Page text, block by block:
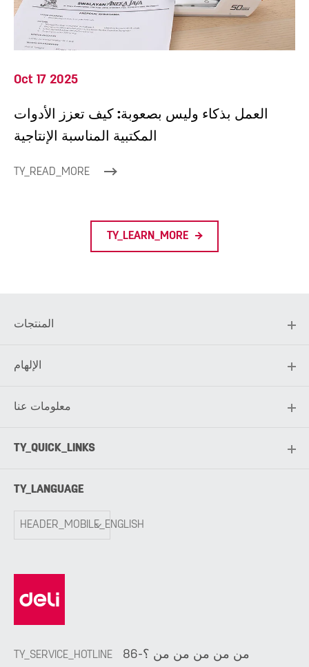
Oct 17 2025
العمل بذكاء وليس بصعوبة: كيف تعزز الأدوات
المكتبية المناسبة الإنتاجية
TY_READ_MORE
TY_LEARN_MORE
المنتجات
الإلهام
معلومات عنا
TY_QUICK_LINKS
TY_LANGUAGE
HEADER_MOBILE_ENGLISH
TY_SERVICE_HOTLINE 86-من من من من من ؟